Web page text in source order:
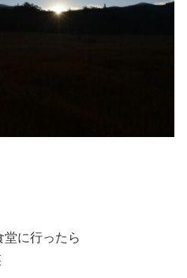
に行ったら